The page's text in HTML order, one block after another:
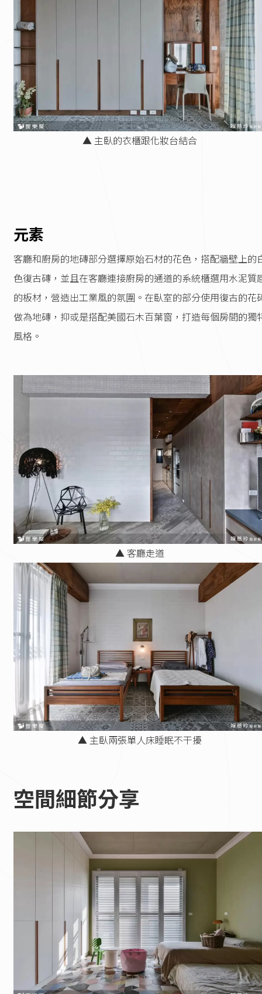
▲ 主臥的衣櫃跟化妝台結合
元素
客廳和廚房的地磚部分選擇原始石材的花色，搭配牆壁上的
色復古磚，並且在客廳連接廚房的通道的系統櫃選用水泥質
的板材，營造出工業風的氛圍。在臥室的部分使用復古的花
做為地磚，抑或是搭配美國石木百葉窗，打造每個房間的獨
風格。
▲ 客廳走道
▲ 主臥兩張單人床睡眠不干擾
空間細節分享